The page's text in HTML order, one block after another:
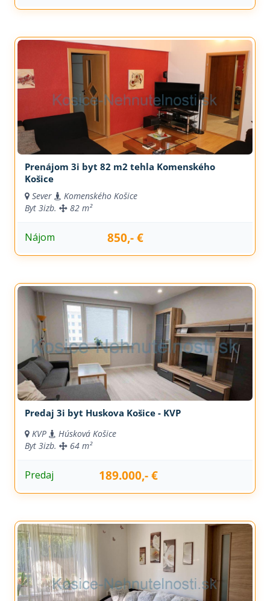
Prenájom 3i byt 82 m2 tehla Komenského
Košice
Sever
Komenského Košice
Byt 3izb. 82 m²
Nájom 850,- €
Predaj 3i byt Huskova Košice - KVP
KVP
Húsková Košice
Byt 3izb. 64 m²
Predaj 189.000,- €